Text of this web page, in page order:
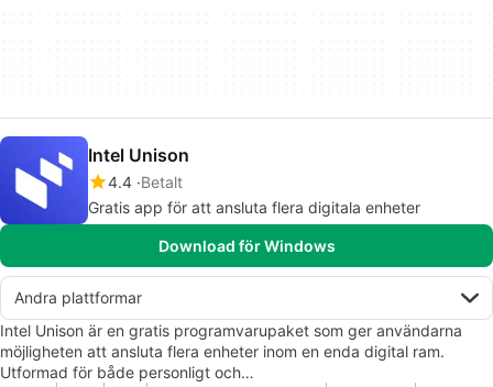
Intel Unison
4.4 Betalt
Gratis app för att ansluta flera digitala enheter
Download för Windows
Andra plattformar
Intel Unison är en gratis programvarupaket som ger användarna
möjligheten att ansluta flera enheter inom en enda digital ram.
Utformad för både personligt och…